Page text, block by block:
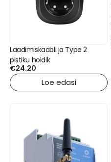
Laadimiskaabli ja Type 2
pistiku hoidik
€24.20
Loe edasi